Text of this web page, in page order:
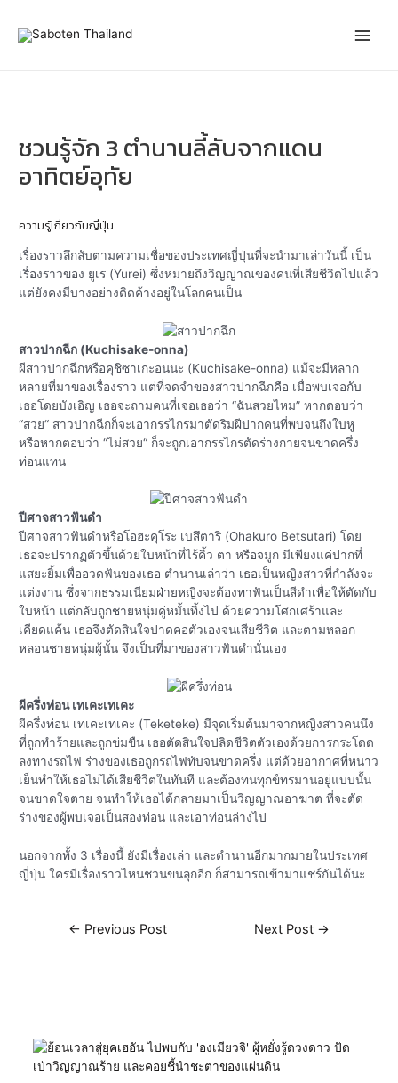
content
ชวนรู้จัก 3 ตำนานลี้ลับจากแดน
อาทิตย์อุทัย
ความรู้เกี่ยวกับญี่ปุ่น
เรื่องราวลึกลับตามความเชื่อของประเทศญี่ปุ่นที่จะนำมาเล่าวันนี้ เป็น
เรื่องราวของ ยูเร (Yurei) ซึ่งหมายถึงวิญญาณของคนที่เสียชีวิตไปแล้ว
แต่ยังคงมีบางอย่างติดค้างอยู่ในโลกคนเป็น
สาวปากฉีก (Kuchisake-onna)
ผีสาวปากฉีกหรือคุชิซาเกะอนนะ (Kuchisake-onna) แม้จะมีหลาก
หลายที่มาของเรื่องราว แต่ที่จดจำของสาวปากฉีกคือ เมื่อพบเจอกับ
เธอโดยบังเอิญ เธอจะถามคนที่เจอเธอว่า “ฉันสวยไหม” หากตอบว่า
“สวย“ สาวปากฉีกก็จะเอากรรไกรมาตัดริมฝีปากคนที่พบจนถึงใบหู
หรือหากตอบว่า “ไม่สวย“ ก็จะถูกเอากรรไกรตัดร่างกายจนขาดครึ่ง
ท่อนแทน
ปีศาจสาวฟันดำ
ปีศาจสาวฟันดำหรือโอฮะคุโระ เบสึตาริ (Ohakuro Betsutari) โดย
เธอจะปรากฏตัวขึ้นด้วยใบหน้าที่ไร้คิ้ว ตา หรือจมูก มีเพียงแค่ปากที่
แสยะยิ้มเพื่ออวดฟันของเธอ ตำนานเล่าว่า เธอเป็นหญิงสาวที่กำลังจะ
แต่งงาน ซึ่งจากธรรมเนียมฝ่ายหญิงจะต้องทาฟันเป็นสีดำเพื่อให้ตัดกับ
ใบหน้า แต่กลับถูกชายหนุ่มคู่หมั้นทิ้งไป ด้วยความโศกเศร้าและ
เคียดแค้น เธอจึงตัดสินใจปาดคอตัวเองจนเสียชีวิต และตามหลอก
หลอนชายหนุ่มผู้นั้น จึงเป็นที่มาของสาวฟันดำนั่นเอง
ผีครึ่งท่อน เทเคะเทเคะ
ผีครึ่งท่อน เทเคะเทเคะ (Teketeke) มีจุดเริ่มต้นมาจากหญิงสาวคนนึง
ที่ถูกทำร้ายและถูกข่มขืน เธอตัดสินใจปลิดชีวิตตัวเองด้วยการกระโดด
ลงทางรถไฟ ร่างของเธอถูกรถไฟทับจนขาดครึ่ง แต่ด้วยอากาศที่หนาว
เย็นทำให้เธอไม่ได้เสียชีวิตในทันที และต้องทนทุกข์ทรมานอยู่แบบนั้น
จนขาดใจตาย จนทำให้เธอได้กลายมาเป็นวิญญาณอาฆาต ที่จะตัด
ร่างของผู้พบเจอเป็นสองท่อน และเอาท่อนล่างไป
นอกจากทั้ง 3 เรื่องนี้ ยังมีเรื่องเล่า และตำนานอีกมากมายในประเทศ
ญี่ปุ่น ใครมีเรื่องราวไหนชวนขนลุกอีก ก็สามารถเข้ามาแชร์กันได้นะ
navigation
← Previous Post Next Post →